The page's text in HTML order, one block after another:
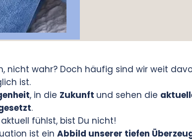
nicht wahr? Doch häufig sind wir weit
ist.
, in die Zukunft und sehen die
.
fühlst, bist Du nicht!
ist ein Abbild unserer tiefen